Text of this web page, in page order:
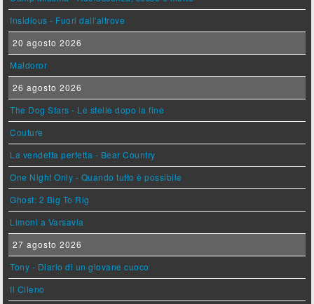
Insidious - Fuori dall'altrove
20 agosto 2026
Maldoror
26 agosto 2026
The Dog Stars - Le stelle dopo la fine
Couture
La vendetta perfetta - Bear Country
One Night Only - Quando tutto è possibile
Ghost: 2 Big To Rig
Limoni a Varsavia
27 agosto 2026
Tony - Diario di un giovane cuoco
Il Cileno